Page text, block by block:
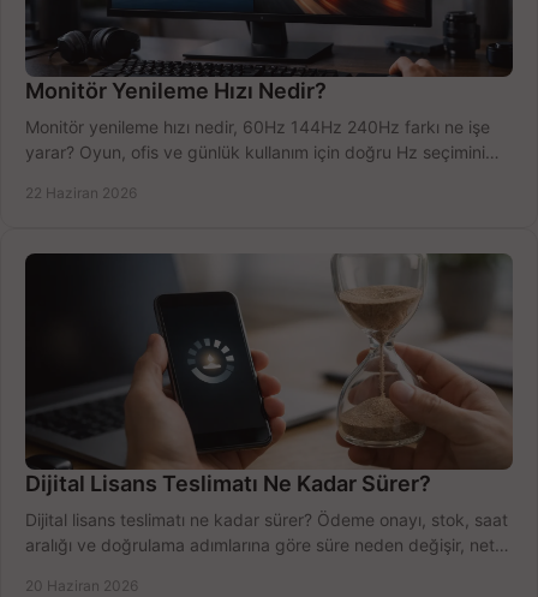
Monitör Yenileme Hızı Nedir?
Monitör yenileme hızı nedir, 60Hz 144Hz 240Hz farkı ne işe
yarar? Oyun, ofis ve günlük kullanım için doğru Hz seçimini
22 Haziran 2026
Dijital Lisans Teslimatı Ne Kadar Sürer?
Dijital lisans teslimatı ne kadar sürer? Ödeme onayı, stok, saat
aralığı ve doğrulama adımlarına göre süre neden değişir, net
20 Haziran 2026